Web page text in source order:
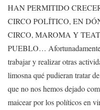
HAN PERMITIDO
CIRCO POLÍTICO, EN
CIRCO, MAROMA Y
PUEBLO… Afortunadamente
trabajar y realizar otras
limosna qué pudieran tratar
que no nos hemos dejado
maicear por los políticos en